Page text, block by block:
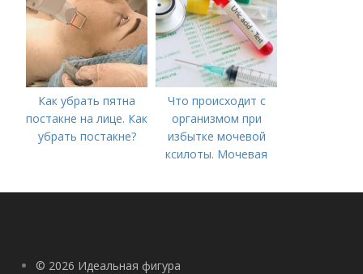
Как убрать пятна
постакне на лице. Как
убрать постакне?
Что происходит с
организмом при
избытке мочевой
ксилоты. Мочевая
норма и отклонения
© 2026 Идеальная фигура